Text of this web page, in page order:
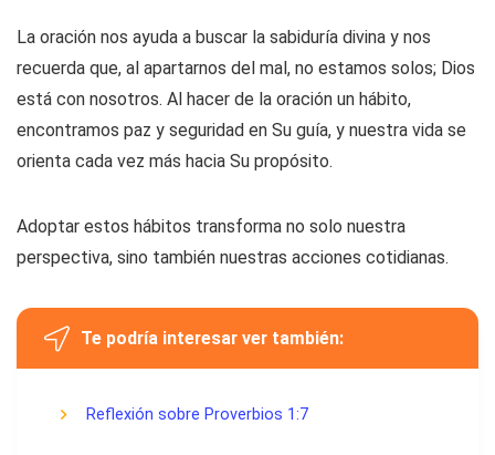
La oración nos ayuda a buscar la sabiduría divina y nos
recuerda que, al apartarnos del mal, no estamos solos; Dios
está con nosotros. Al hacer de la oración un hábito,
encontramos paz y seguridad en Su guía, y nuestra vida se
orienta cada vez más hacia Su propósito.
Adoptar estos hábitos transforma no solo nuestra
perspectiva, sino también nuestras acciones cotidianas.
Te podría interesar ver también:
Reflexión sobre Proverbios 1:7